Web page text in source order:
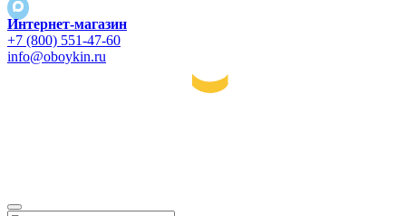
Интернет-магазин
+7 (800) 551-47-60
info@oboykin.ru